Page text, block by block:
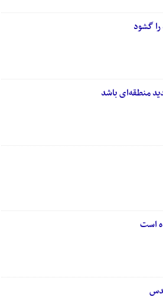
گشود
منطقه‌ای باشد
است